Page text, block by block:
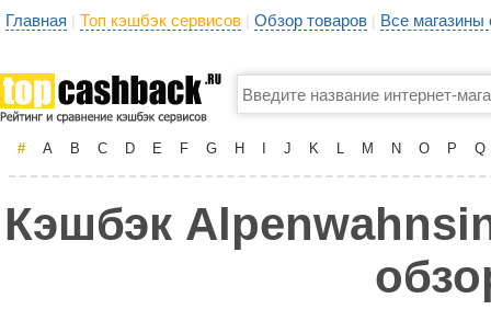
Главная | Топ кэшбэк сервисов | Обзор товаров | Все
# A B C D E F G H J K L M N O P Q
Кэшбэк